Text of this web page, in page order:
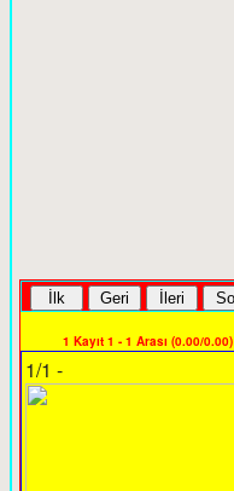
1 Kayıt 1 - 1 Arası (0.00/0.00)
1/1 -